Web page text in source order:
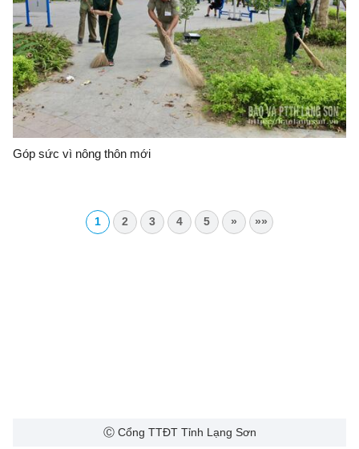
Góp sức vì nông thôn mới
1 2 3 4 5 » »»
Ⓒ Cổng TTĐT Tỉnh Lạng Sơn